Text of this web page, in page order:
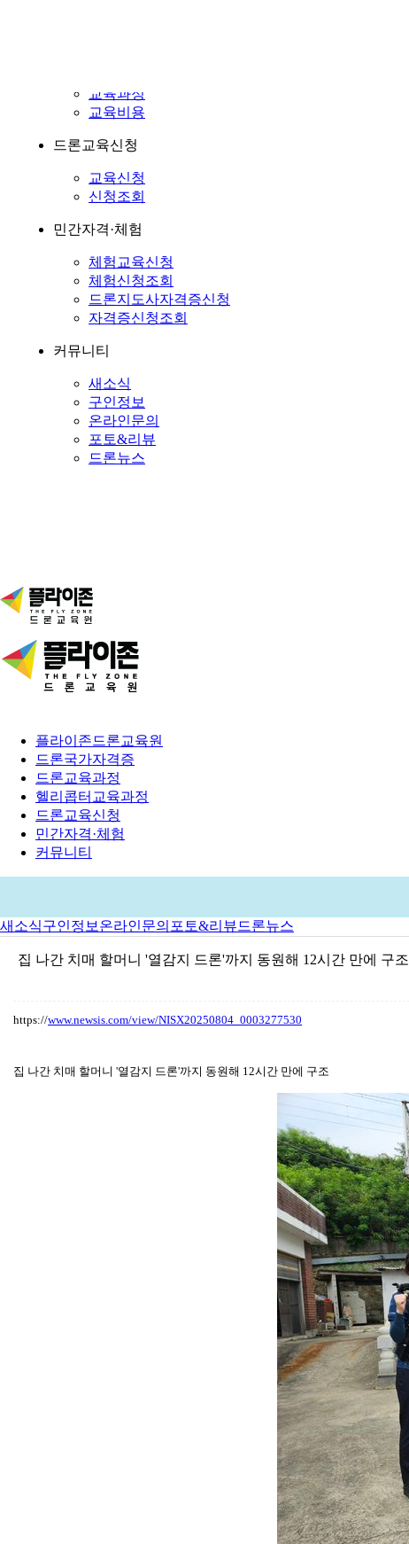
교육과정
교육비용
드론교육신청
교육신청
신청조회
민간자격·체험
체험교육신청
체험신청조회
드론지도사자격증신청
자격증신청조회
커뮤니티
새소식
구인정보
온라인문의
포토&리뷰
드론뉴스
플라이존드론교육원
드론국가자격증
드론교육과정
헬리콥터교육과정
드론교육신청
민간자격·체험
커뮤니티
새소식구인정보 온라인문의 포토&리뷰드론뉴스
집 나간 치매 할머니 '열감지 드론'까지 동원해 12시간 만에 구조
https://www.newsis.com/view/NISX20250804_0003277530
집 나간 치매 할머니 '열감지 드론'까지 동원해 12시간 만에 구조